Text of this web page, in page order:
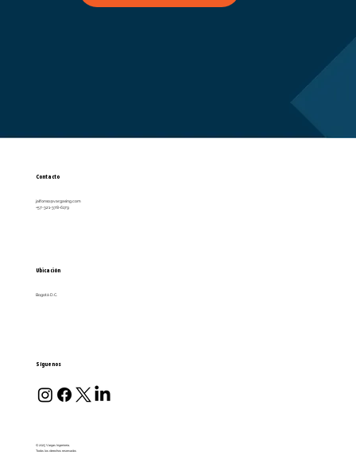
Contacto
jalfonso@vargasing.com
+57-321-378-6179
Ubicación
Bogotá D.C.
Síguenos
© 2025 Vargas Ingeniería,
Todos los derechos reservados